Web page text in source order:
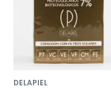
DELAPIEL